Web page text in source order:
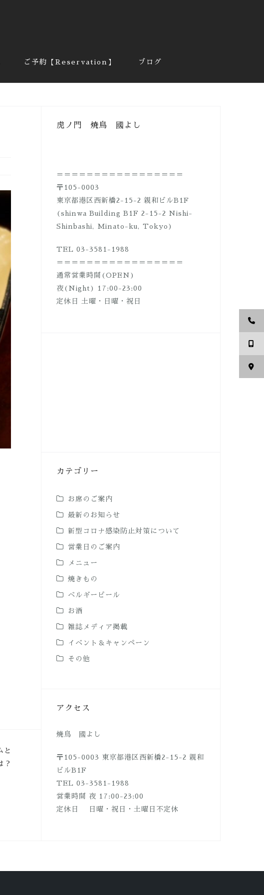
ご予約【Reservation】 ブログ
と
？
虎ノ門 焼鳥 國よし
＝＝＝＝＝＝＝＝＝＝＝＝＝＝＝＝＝
〒105-0003
東京都港区西新橋2-15-2 親和ビルB1F
(shinwa Building B1F 2-15-2 Nishi-
Shinbashi, Minato-ku, Tokyo)
TEL 03-3581-1988
＝＝＝＝＝＝＝＝＝＝＝＝＝＝＝＝＝
通常営業時間(OPEN)
夜(Night) 17:00-23:00
定休日 土曜・日曜・祝日
カテゴリー
お席のご案内
最新のお知らせ
新型コロナ感染防止対策について
営業日のご案内
メニュー
焼きもの
ベルギービール
お酒
雑誌メディア掲載
イベント＆キャンペーン
その他
アクセス
焼鳥 國よし
〒105-0003 東京都港区西新橋2-15-2 親和
ビルB1F
TEL 03-3581-1988
営業時間 夜 17:00-23:00
定休日 日曜・祝日・土曜日不定休